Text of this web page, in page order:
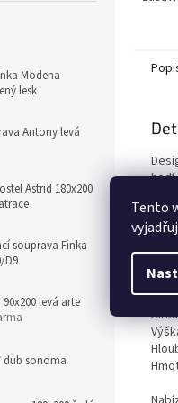
Tento
Modena
lesk
Antony levá
Astrid 180x200
souprava Finka
D9
levá arte
dub sonoma
dvě
v